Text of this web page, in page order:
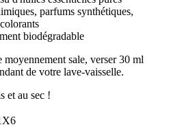
parfums synthétiques,
biodégradable
moyennement sale, verser 30 ml
de votre lave-vaisselle.
et au sec !